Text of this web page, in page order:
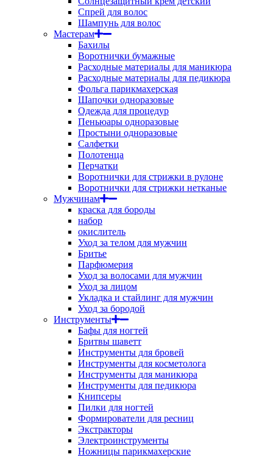
Спрей для волос
Шампунь для волос
Мастерам
Бахилы
Воротнички бумажные
Расходные материалы для маникюра
Расходные материалы для педикюра
Фольга парикмахерская
Шапочки одноразовые
Одежда для процедур
Пеньюары одноразовые
Простыни одноразовые
Салфетки
Полотенца
Перчатки
Воротнички для стрижки в рулоне
Воротнички для стрижки нетканые
Мужчинам
краска для бороды
набор
окислитель
Уход за телом для мужчин
Бритье
Парфюмерия
Уход за волосами для мужчин
Уход за лицом
Укладка и стайлинг для мужчин
Уход за бородой
Инструменты
Бафы для ногтей
Бритвы шаветт
Инструменты для бровей
Инструменты для косметолога
Инструменты для маникюра
Инструменты для педикюра
Книпсеры
Пилки для ногтей
Формирователи для ресниц
Экстракторы
Электроинструменты
Ножницы парикмахерские